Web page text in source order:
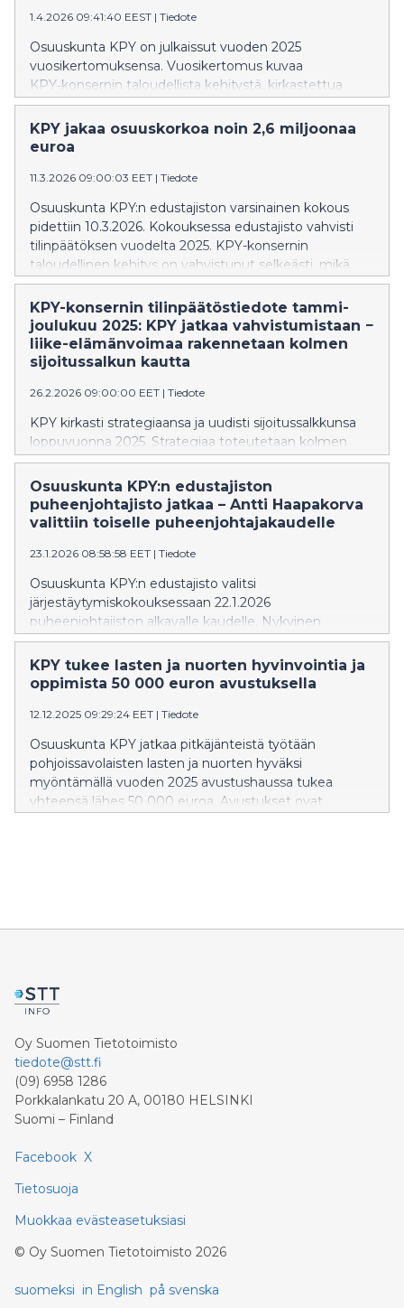
1.4.2026 09:41:40 EEST | Tiedote
Osuuskunta KPY on julkaissut vuoden 2025
vuosikertomuksensa. Vuosikertomus kuvaa
KPY‑konsernin taloudellista kehitystä, kirkastettua
strategiaa ja sijoitustoiminnan uudistumista. Osana
vuosikertomusta julkaistaan myös ensimmäistä kertaa
vastuullisuusraportti, joka kokoaa konsernin
KPY jakaa osuuskorkoa noin 2,6 miljoonaa
euroa
11.3.2026 09:00:03 EET | Tiedote
Osuuskunta KPY:n edustajiston varsinainen kokous
pidettiin 10.3.2026. Kokouksessa edustajisto vahvisti
tilinpäätöksen vuodelta 2025. KPY-konsernin
taloudellinen kehitys on vahvistunut selkeästi, mikä
näkyy niin tuloksessa kuin konsernin parantuneessa
taloudellisessa asemassa. Ensimmäistä kertaa
tilinpäätöstiedotteessa julkaistu KPY:n omaisuuden
nettovarallisuusarvo (NAV) oli vuonna 2025 yhteensä
246,3 (179,6) miljoonaa euroa, eli 9,65 (8,09) euroa
(2,5) miljoonaa euroa. Konsernin omavaraisuusaste oli
54,4 (46,5) prosenttia. Suluissa esitetyt luvut viittaavat
edellisen vuoden vastaaviin lukuihin. Edustajisto päätti
hallituksen esityksen mukaisesti, että vuoden 2025
osuudelta. Yhteensä osuuskorkoa jaetaan noin 2,6 (2,0)
miljoonaa euroa. Osuuskorko on noin 25 % omistusten
KPY:lle vuonna 2025 tuomasta nettokassavirrasta.
Päätös vastaa KPY:n taloudellista tavoitetta. KPY:n
KPY-konsernin tilinpäätöstiedote tammi-
joulukuu 2025: KPY jatkaa vahvistumistaan −
liike-elämänvoimaa rakennetaan kolmen
sijoitussalkun kautta
26.2.2026 09:00:00 EET | Tiedote
KPY kirkasti strategiaansa ja uudisti sijoitussalkkunsa
loppuvuonna 2025. Strategiaa toteutetaan kolmen
sijoitussalkun – infrastruktuuri, private equity ja
tasesijoitusten – kautta.
Osuuskunta KPY:n edustajiston
puheenjohtajisto jatkaa – Antti Haapakorva
valittiin toiselle puheenjohtajakaudelle
23.1.2026 08:58:58 EET | Tiedote
Osuuskunta KPY:n edustajisto valitsi
järjestäytymiskokouksessaan 22.1.2026
puheenjohtajiston alkavalle kaudelle. Nykyinen
puheenjohtajisto jatkaa tehtävissään. Edustajiston
puheenjohtajana jatkaa kauppatieteiden maisteri Antti
Haapakorva, joka valittiin toiselle kolmivuotiskaudelle.
varapuheenjohtaja), Tuula Väätäinen (2.
varapuheenjohtaja) ja Markku Söderström (3.
varapuheenjohtaja).
KPY tukee lasten ja nuorten hyvinvointia ja
oppimista 50 000 euron avustuksella
12.12.2025 09:29:24 EET | Tiedote
Osuuskunta KPY jatkaa pitkäjänteistä työtään
pohjoissavolaisten lasten ja nuorten hyväksi
myöntämällä vuoden 2025 avustushaussa tukea
yhteensä lähes 50 000 euroa. Avustukset ovat
Oy Suomen Tietotoimisto
tiedote@stt.fi
(09) 6958 1286
Porkkalankatu 20 A, 00180 HELSINKI
Suomi – Finland
Facebook X
Tietosuoja
Muokkaa evästeasetuksiasi
© Oy Suomen Tietotoimisto 2026
suomeksi in English på svenska